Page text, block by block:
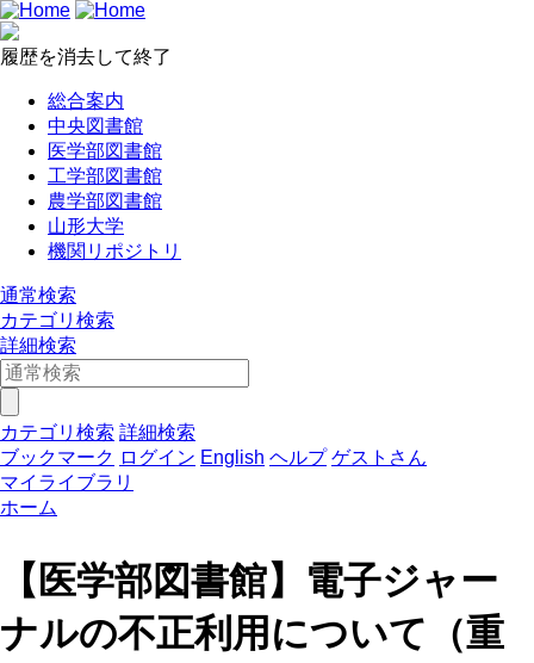
履歴を消去して終了
総合案内
中央図書館
医学部図書館
工学部図書館
農学部図書館
山形大学
機関リポジトリ
通常検索
カテゴリ検索
詳細検索
カテゴリ検索 詳細検索
ブックマーク ログイン English ヘルプ ゲストさん
マイライブラリ
ホーム
【医学部図書館】電子ジャー
ナルの不正利用について（重